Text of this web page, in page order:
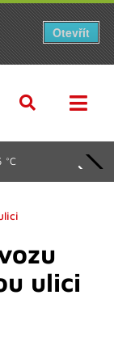
ulici
Otevřít